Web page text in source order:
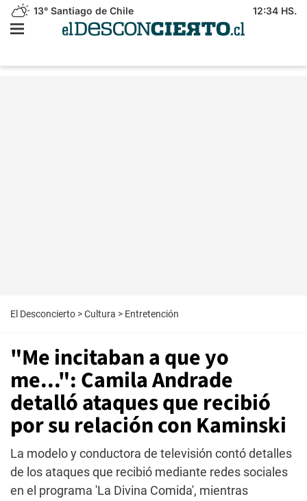
13° Santiago de Chile 12:34 HS.
El Desconcierto >Cultura > Entretención
"Me incitaban a que yo
me...": Camila Andrade
detalló ataques que recibió
por su relación con Kaminski
La modelo y conductora de televisión contó detalles
de los ataques que recibió mediante redes sociales
en el programa 'La Divina Comida', mientras